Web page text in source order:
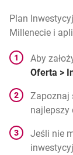
Plan
Millenecie i
Aby
Oferta >
Zapoznaj
najlepszy
Jeśli nie